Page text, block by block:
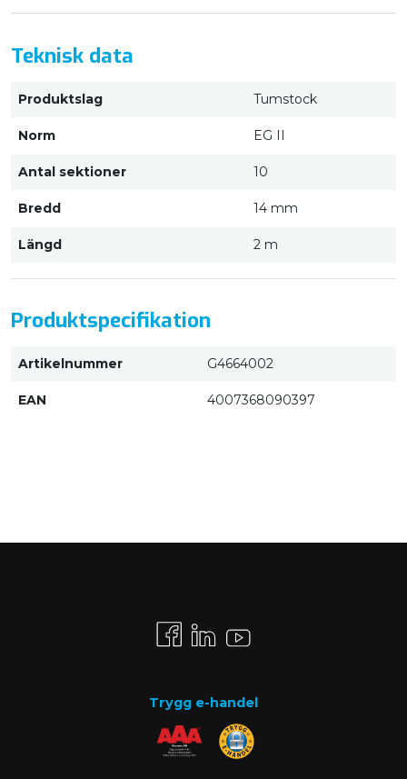
Teknisk data
Produktslag Tumstock
Norm EG II
Antal sektioner 10
Bredd 14 mm
Längd 2 m
Produktspecifikation
Artikelnummer G4664002
EAN 4007368090397
Trygg e-handel